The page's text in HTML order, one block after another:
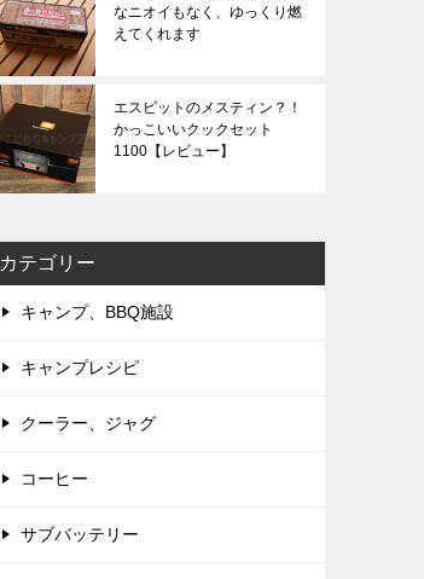
なニオイもなく、ゆっくり燃
えてくれます
エスビットのメスティン？！
かっこいいクックセット
1100【レビュー】
カテゴリー
キャンプ、BBQ施設
キャンプレシピ
クーラー、ジャグ
コーヒー
サブバッテリー